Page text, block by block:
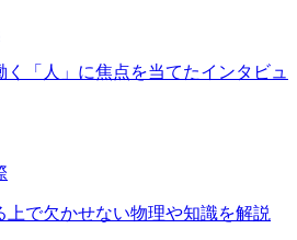
く「人」に焦点を当てたインタビュ
上で欠かせない物理や知識を解説